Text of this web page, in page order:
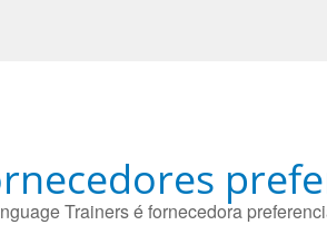
Trainers é fornecedora